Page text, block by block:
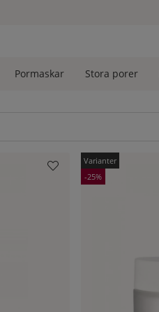
Pormaskar Stora porer
25